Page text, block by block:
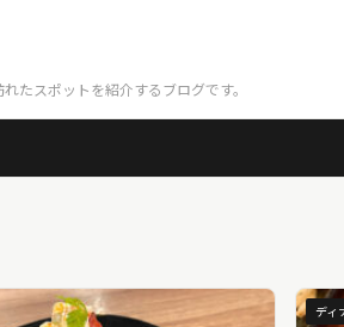
たスポットを紹介するブログです。
ディ